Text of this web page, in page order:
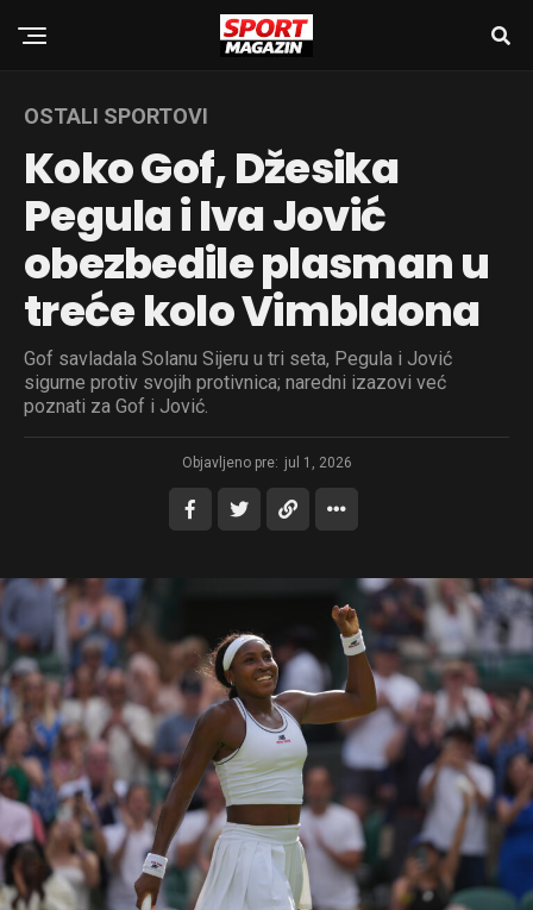
OSTALI SPORTOVI
Koko Gof, Džesika
Pegula i Iva Jović
obezbedile plasman u
treće kolo Vimbldona
Gof savladala Solanu Sijeru u tri seta, Pegula i Jović
sigurne protiv svojih protivnica; naredni izazovi već
poznati za Gof i Jović.
Objavljeno pre: jul 1, 2026